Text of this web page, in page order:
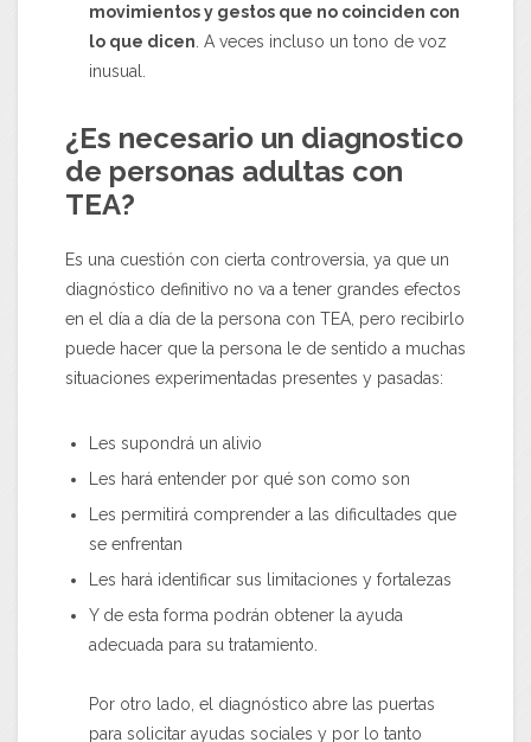
movimientos y gestos que no coinciden con
lo que dicen. A veces incluso un tono de voz
inusual.
¿Es necesario un diagnostico
de personas adultas con
TEA?
Es una cuestión con cierta controversia, ya que un
diagnóstico definitivo no va a tener grandes efectos
en el día a día de la persona con TEA, pero recibirlo
puede hacer que la persona le de sentido a muchas
situaciones experimentadas presentes y pasadas:
Les supondrá un alivio
Les hará entender por qué son como son
Les permitirá comprender a las dificultades que
se enfrentan
Les hará identificar sus limitaciones y fortalezas
Y de esta forma podrán obtener la ayuda
adecuada para su tratamiento.
Por otro lado, el diagnóstico abre las puertas
para solicitar ayudas sociales y por lo tanto